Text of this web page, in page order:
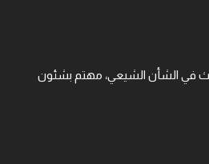
في الشأن الشيعي، مهتم بشئون